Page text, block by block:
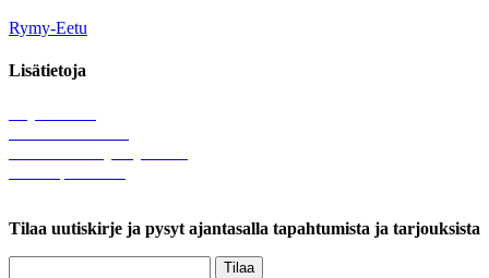
Rymy-Eetu
Lisätietoja
Tilaa uutiskirje ja pysyt ajantasalla tapahtumista ja tarjouksista